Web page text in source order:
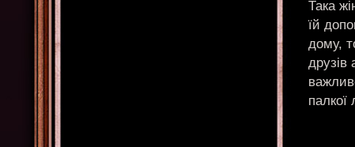
Така
їй
дому,
друзів
палкої